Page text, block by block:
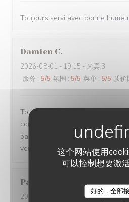
这个网站使用
可以控制想要激
好的，全部
Toujours servi avec bonne
Damien C
2026-08-01 - 19:15 - 来宾 3
服务 : 5/5 氛围 : 5/5 菜单 : 5/5 质价
Toujours un plaisir de venir dans
commence toujours par un
parfait si service à la cuisine. Ne
vous
Pascal
2026-07-31
- 20:45 - 来宾 2